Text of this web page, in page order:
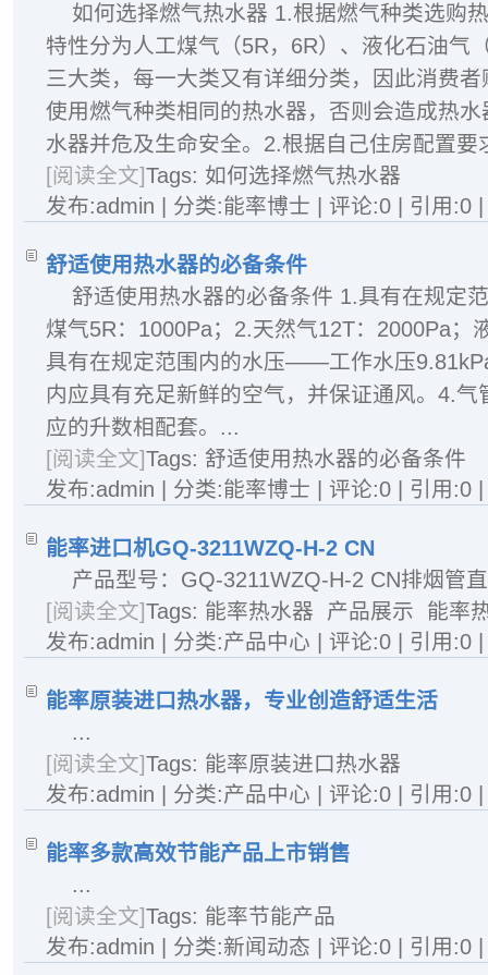
如何选择燃气热水器 1.根据燃气种类选
特性分为人工煤气（5R，6R）、液化石油气
三大类，每一大类又有详细分类，因此消费
使用燃气种类相同的热水器，否则会造成热
水器并危及生命安全。2.根据自己住房配置
[阅读全文]Tags: 如何选择燃气热水器
发布:admin | 分类:能率博士 | 评论:0 | 引用:0
舒适使用热水器的必备条件
舒适使用热水器的必备条件 1.具有在规
煤气5R：1000Pa；2.天然气12T：2000Pa；
具有在规定范围内的水压――工作水压
内应具有充足新鲜的空气，并保证通风。4.
应的升数相配套。...
[阅读全文]Tags: 舒适使用热水器的必备条件
发布:admin | 分类:能率博士 | 评论:0 | 引用:0
能率进口机GQ-3211WZQ-H-2 CN
产品型号：GQ-3211WZQ-H-2 CN排烟管
[阅读全文]Tags: 能率热水器 产品展示
能率
发布:admin | 分类:产品中心 | 评论:0 | 引用:0
能率原装进口热水器，专业创造舒适生活
...
[阅读全文]Tags: 能率原装进口热水器
发布:admin | 分类:产品中心 | 评论:0 | 引用:0
能率多款高效节能产品上市销售
...
[阅读全文]Tags: 能率节能产品
发布:admin | 分类:新闻动态 | 评论:0 | 引用:0